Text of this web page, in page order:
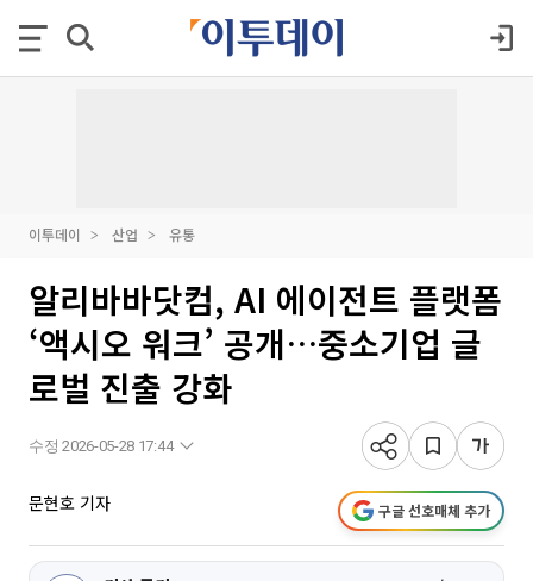
이투데이 산업 유통
알리바바닷컴, AI 에이전트 플랫폼
‘액시오 워크’ 공개…중소기업 글
로벌 진출 강화
수정 2026-05-28 17:44
문현호 기자 구글 선호매체 추가